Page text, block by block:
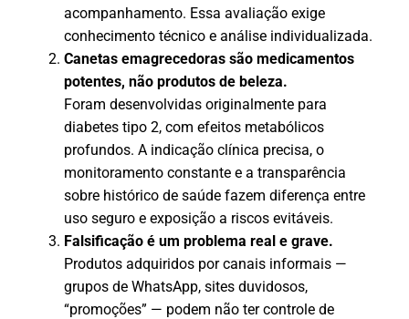
acompanhamento. Essa avaliação exige
conhecimento técnico e análise individualizada.
Canetas emagrecedoras são medicamentos
potentes, não produtos de beleza.
Foram desenvolvidas originalmente para
diabetes tipo 2, com efeitos metabólicos
profundos. A indicação clínica precisa, o
monitoramento constante e a transparência
sobre histórico de saúde fazem diferença entre
uso seguro e exposição a riscos evitáveis.
Falsificação é um problema real e grave.
Produtos adquiridos por canais informais —
grupos de WhatsApp, sites duvidosos,
“promoções” — podem não ter controle de